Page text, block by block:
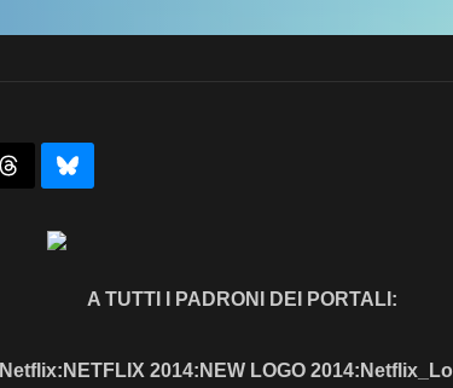
A TUTTI I PADRONI DEI PORTALI: